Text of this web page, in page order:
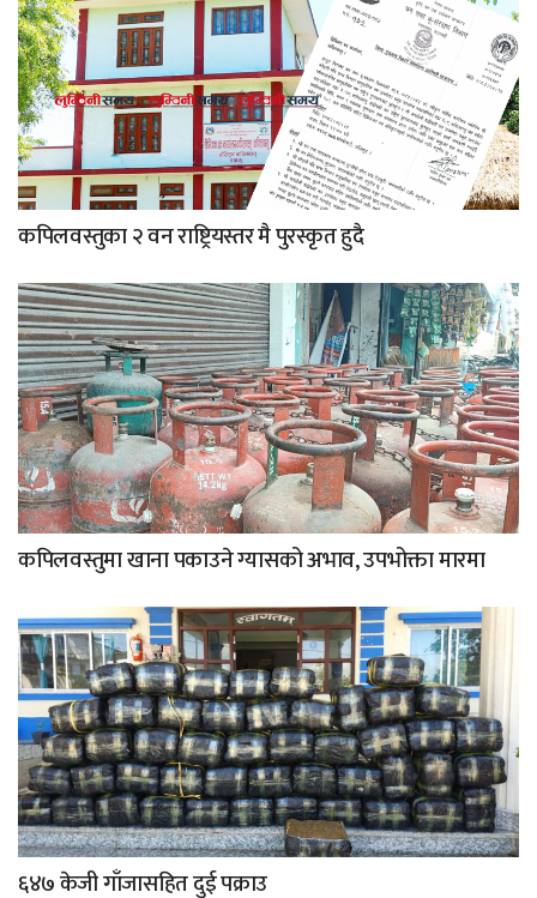
कपिलवस्तुका २ वन राष्ट्रियस्तर मै पुरस्कृत हुदै
कपिलवस्तुमा खाना पकाउने ग्यासको अभाव, उपभोक्ता मारमा
६४७ केजी गाँजासहित दुई पक्राउ